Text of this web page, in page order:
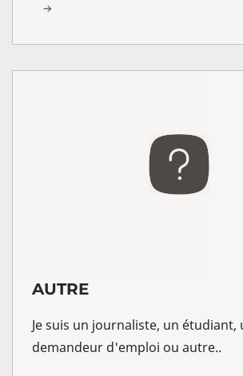
AUTRE
Je suis un journaliste, un étudiant,
demandeur d'emploi ou autre..